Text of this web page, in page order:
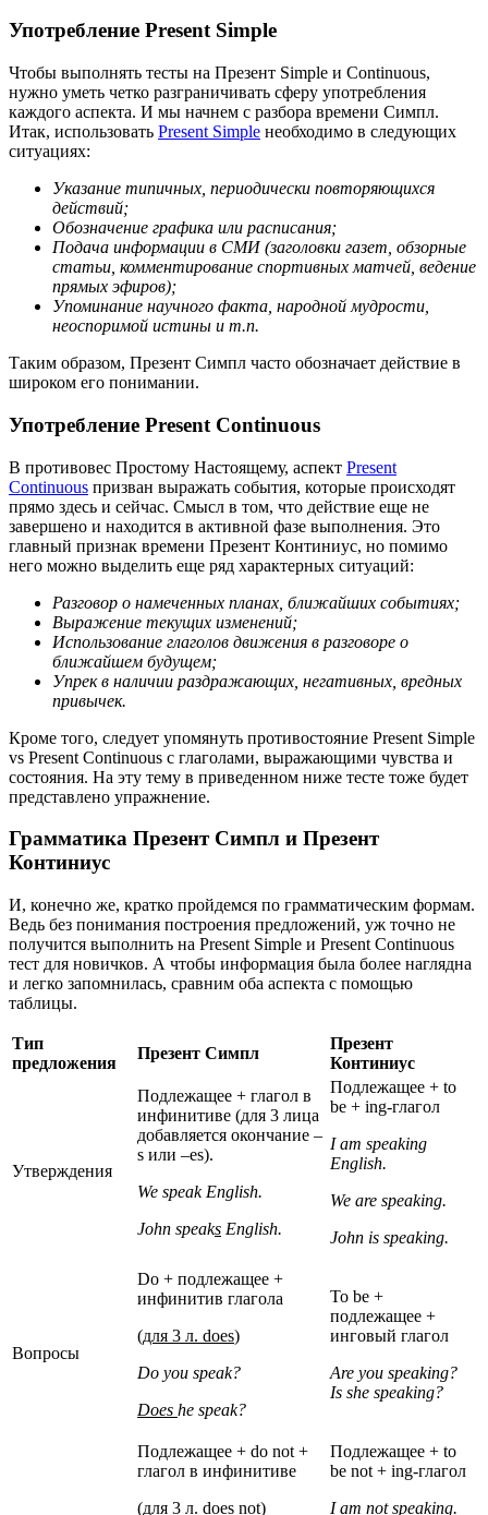
Употребление Present Simple
Чтобы выполнять тесты на Презент Simple и Continuous,
нужно уметь четко разграничивать сферу употребления
каждого аспекта. И мы начнем с разбора времени Симпл.
Итак, использовать Present Simple необходимо в следующих
ситуациях:
Указание типичных, периодически повторяющихся
действий;
Обозначение графика или расписания;
Подача информации в СМИ (заголовки газет, обзорные
статьи, комментирование спортивных матчей, ведение
прямых эфиров);
Упоминание научного факта, народной мудрости,
неоспоримой истины и т.п.
Таким образом, Презент Симпл часто обозначает действие в
широком его понимании.
Употребление Present Continuous
В противовес Простому Настоящему, аспект Present
Continuous призван выражать события, которые происходят
прямо здесь и сейчас. Смысл в том, что действие еще не
завершено и находится в активной фазе выполнения. Это
главный признак времени Презент Континиус, но помимо
него можно выделить еще ряд характерных ситуаций:
Разговор о намеченных планах, ближайших событиях;
Выражение текущих изменений;
Использование глаголов движения в разговоре о
ближайшем будущем;
Упрек в наличии раздражающих, негативных, вредных
привычек.
Кроме того, следует упомянуть противостояние Present Simple
vs Present Continuous с глаголами, выражающими чувства и
состояния. На эту тему в приведенном ниже тесте тоже будет
представлено упражнение.
Грамматика Презент Симпл и Презент
Континиус
И, конечно же, кратко пройдемся по грамматическим формам.
Ведь без понимания построения предложений, уж точно не
получится выполнить на Present Simple и Present Continuous
тест для новичков. А чтобы информация была более наглядна
и легко запомнилась, сравним оба аспекта с помощью
таблицы.
Тип
предложения
Презент Симпл
Презент
Континиус
Утверждения
Подлежащее + глагол в
инфинитиве (для 3 лица
добавляется окончание –
s или –es).
We speak English.
John speaks English.
Подлежащее + to
be + ing-глагол
I am speaking
English.
We are speaking.
John is speaking.
Вопросы
Do + подлежащее +
инфинитив глагола
(для 3 л. does)
Do you speak?
Does he speak?
To be +
подлежащее +
инговый глагол
Are you speaking?
Is she speaking?
Подлежащее + do not +
глагол в инфинитиве
(для 3 л. does not)
Подлежащее + to
be not + ing-глагол
I am not speaking.